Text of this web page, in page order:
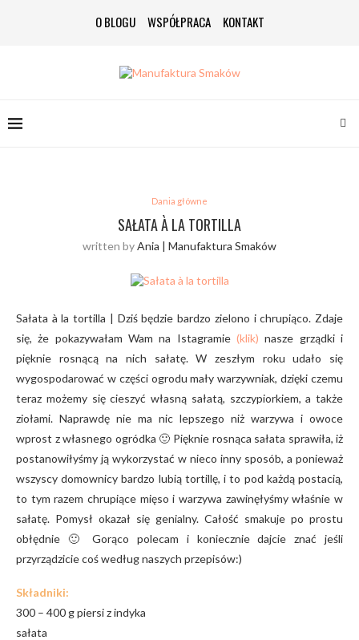
O BLOGU WSPÓŁPRACA KONTAKT
Dania główne
SAŁATA À LA TORTILLA
written byAnia | Manufaktura Smaków
Sałata à la tortilla | Dziś będzie bardzo zielono i chrupiąco. Zdaje
się, że pokazywałam Wam na Istagramie (klik) nasze grządki i
pięknie rosnącą na nich sałatę. W zeszłym roku udało się
wygospodarować w części ogrodu mały warzywniak, dzięki czemu
teraz możemy się cieszyć własną sałatą, szczypiorkiem, a także
ziołami. Naprawdę nie ma nic lepszego niż warzywa i owoce
wprost z własnego ogródka 🙂 Pięknie rosnąca sałata sprawiła, iż
postanowiłyśmy ją wykorzystać w nieco inny sposób, a ponieważ
wszyscy domownicy bardzo lubią tortillę, i to pod każdą postacią,
to tym razem chrupiące mięso i warzywa zawinęłyśmy właśnie w
sałatę. Pomysł okazał się genialny. Całość smakuje po prostu
obłędnie 🙂 Gorąco polecam i koniecznie dajcie znać jeśli
przyrządzicie coś według naszych przepisów:)
Składniki:
300 – 400 g piersi z indyka
sałata